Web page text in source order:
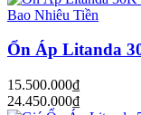
Ổn Áp Litanda
15.500.000₫
24.450.000₫